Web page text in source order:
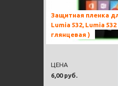
Защитная пленка
Lumia 532, Lumia
глянцевая )
6,00 руб.
ЦЕНА